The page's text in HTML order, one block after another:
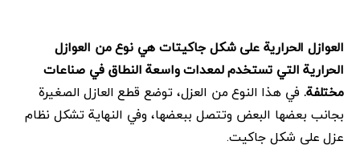
العوازل الحرارية على شكل جاكيتات هي نوع من العوازل
الحرارية التي تستخدم لمعدات واسعة النطاق في صناعات
مختلفة.في هذا النوع من العزل، توضع قطع العازل الصغيرة
بجانب بعضها البعض وتتصل ببعضها، وفي النهاية تشكل نظام
عزل على شكل جاكيت.